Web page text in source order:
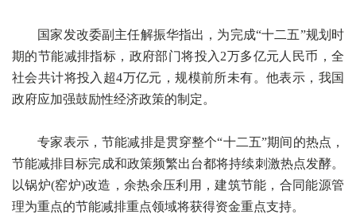
国家发改委副主任解振华指出，为完成“十二五”规划时
期的节能减排指标，政府部门将投入2万多亿元人民币，全
社会共计将投入超4万亿元，规模前所未有。他表示，我国
政府应加强鼓励性经济政策的制定。
专家表示，节能减排是贯穿整个“十二五”期间的热点，
节能减排目标完成和政策频繁出台都将持续刺激热点发酵。
以锅炉(窑炉)改造，余热余压利用，建筑节能，合同能源管
理为重点的节能减排重点领域将获得资金重点支持。